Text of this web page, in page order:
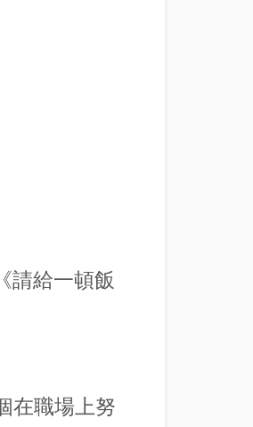
請給一頓飯
在職場上努